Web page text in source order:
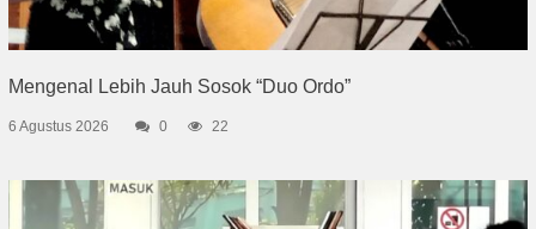
Mengenal Lebih Jauh Sosok “Duo Ordo”
6 Agustus 2026 0 22